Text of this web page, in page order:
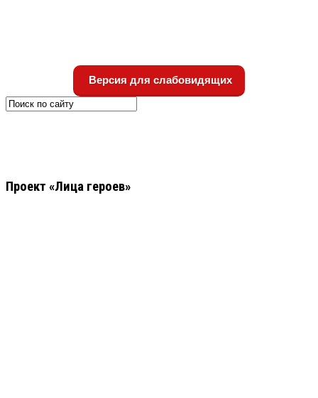
Версия для слабовидящих
Проект «Лица героев»